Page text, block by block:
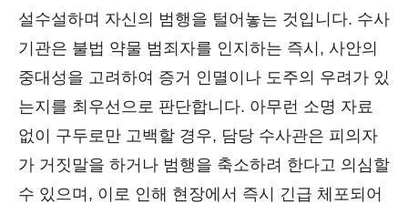
설수설하며 자신의 범행을 털어놓는 것입니다. 수사
기관은 불법 약물 범죄자를 인지하는 즉시, 사안의
중대성을 고려하여 증거 인멸이나 도주의 우려가 있
는지를 최우선으로 판단합니다. 아무런 소명 자료
없이 구두로만 고백할 경우, 담당 수사관은 피의자
가 거짓말을 하거나 범행을 축소하려 한다고 의심할
수 있으며, 이로 인해 현장에서 즉시 긴급 체포되어